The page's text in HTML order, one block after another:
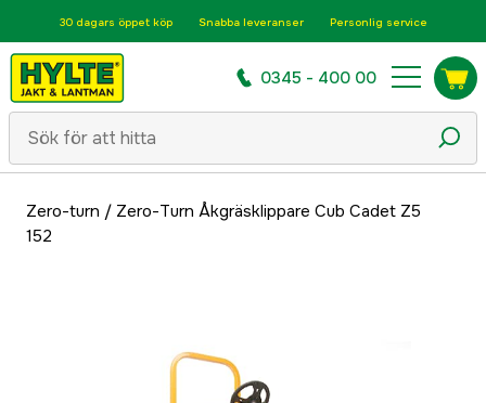
30 dagars öppet köp Snabba leveranser Personlig service
0345 - 400 00
Zero-turn / Zero-Turn Åkgräsklippare Cub Cadet Z5
152